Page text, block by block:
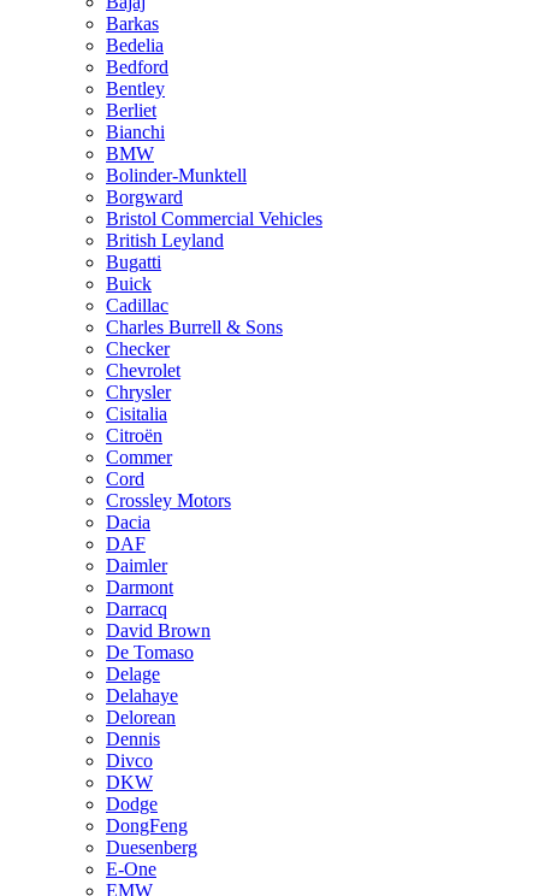
Barkas
Bedelia
Bedford
Bentley
Berliet
Bianchi
BMW
Bolinder-Munktell
Borgward
Bristol Commercial Vehicles
British Leyland
Bugatti
Buick
Cadillac
Charles Burrell & Sons
Checker
Chevrolet
Chrysler
Cisitalia
Citroën
Commer
Cord
Crossley Motors
Dacia
DAF
Daimler
Darmont
Darracq
David Brown
De Tomaso
Delage
Delahaye
Delorean
Dennis
Divco
DKW
Dodge
DongFeng
Duesenberg
E-One
EMW